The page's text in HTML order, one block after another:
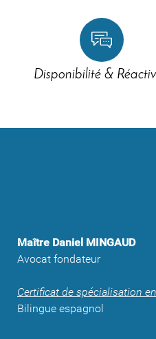
Disponibilité &
Maître Daniel MINGAUD
Avocat fondateur
Certificat de spécialisation
Bilingue espagnol